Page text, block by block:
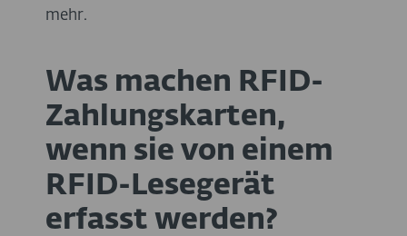
mehr.
Was machen RFID-
Zahlungskarten,
wenn sie von einem
RFID-Lesegerät
erfasst werden?